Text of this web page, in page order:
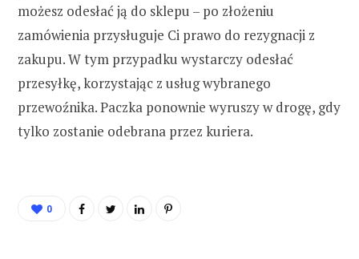
możesz odesłać ją do sklepu – po złożeniu
zamówienia przysługuje Ci prawo do rezygnacji z
zakupu. W tym przypadku wystarczy odesłać
przesyłkę, korzystając z usług wybranego
przewoźnika. Paczka ponownie wyruszy w drogę, gdy
tylko zostanie odebrana przez kuriera.
0